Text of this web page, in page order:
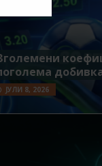
ЈУЛИ 8, 2026